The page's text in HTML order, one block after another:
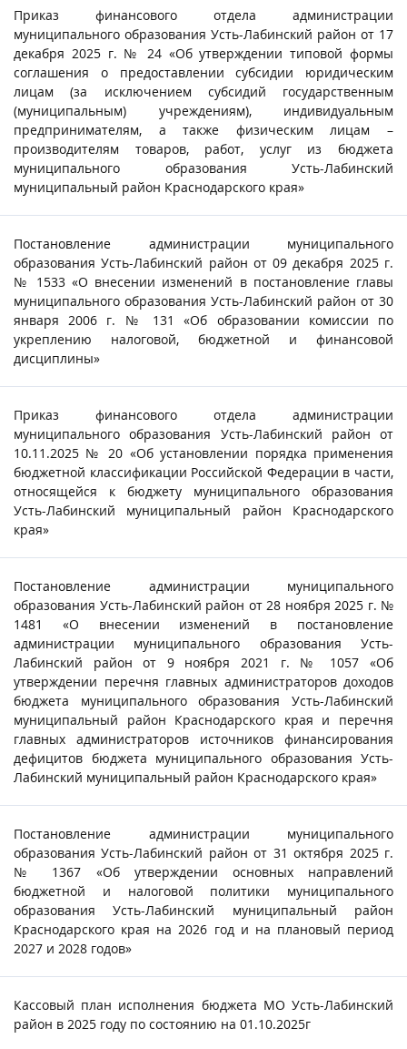
Приказ финансового отдела администрации
муниципального образования Усть-Лабинский район от 17
декабря 2025 г. № 24 «Об утверждении типовой формы
соглашения о предоставлении субсидии юридическим
лицам (за исключением субсидий государственным
(муниципальным) учреждениям), индивидуальным
предпринимателям, а также физическим лицам –
производителям товаров, работ, услуг из бюджета
муниципального образования Усть-Лабинский
муниципальный район Краснодарского края»
Постановление администрации муниципального
образования Усть-Лабинский район от 09 декабря 2025 г.
№ 1533 «О внесении изменений в постановление главы
муниципального образования Усть-Лабинский район от 30
января 2006 г. № 131 «Об образовании комиссии по
укреплению налоговой, бюджетной и финансовой
дисциплины»
Приказ финансового отдела администрации
муниципального образования Усть-Лабинский район от
10.11.2025 № 20 «Об установлении порядка применения
бюджетной классификации Российской Федерации в части,
относящейся к бюджету муниципального образования
Усть-Лабинский муниципальный район Краснодарского
края»
Постановление администрации муниципального
образования Усть-Лабинский район от 28 ноября 2025 г. №
1481 «О внесении изменений в постановление
администрации муниципального образования Усть-
Лабинский район от 9 ноября 2021 г. № 1057 «Об
утверждении перечня главных администраторов доходов
бюджета муниципального образования Усть-Лабинский
муниципальный район Краснодарского края и перечня
главных администраторов источников финансирования
дефицитов бюджета муниципального образования Усть-
Лабинский муниципальный район Краснодарского края»
Постановление администрации муниципального
образования Усть-Лабинский район от 31 октября 2025 г.
№ 1367 «Об утверждении основных направлений
бюджетной и налоговой политики муниципального
образования Усть-Лабинский муниципальный район
Краснодарского края на 2026 год и на плановый период
2027 и 2028 годов»
Кассовый план исполнения бюджета МО Усть-Лабинский
район в 2025 году по состоянию на 01.10.2025г